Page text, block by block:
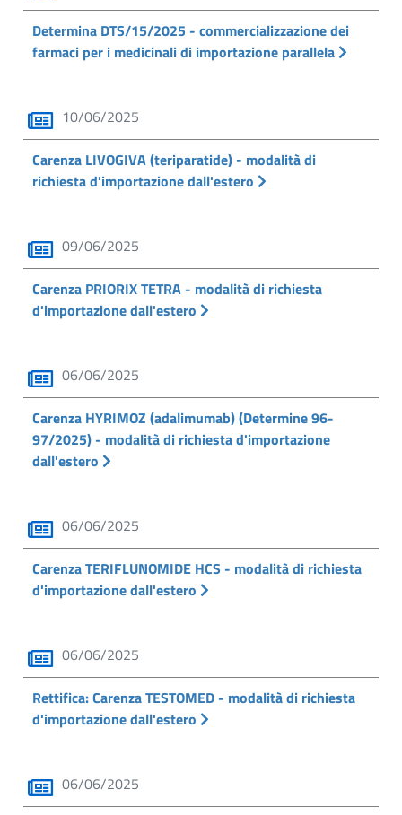
Determina DTS/15/2025 - commercializzazione dei
farmaci per i medicinali di importazione parallela
10/06/2025
Carenza LIVOGIVA (teriparatide) - modalità di
richiesta d'importazione dall'estero
09/06/2025
Carenza PRIORIX TETRA - modalità di richiesta
d'importazione dall'estero
06/06/2025
Carenza HYRIMOZ (adalimumab) (Determine 96-
97/2025) - modalità di richiesta d'importazione
dall'estero
06/06/2025
Carenza TERIFLUNOMIDE HCS - modalità di richiesta
d'importazione dall'estero
06/06/2025
Rettifica: Carenza TESTOMED - modalità di richiesta
d'importazione dall'estero
06/06/2025